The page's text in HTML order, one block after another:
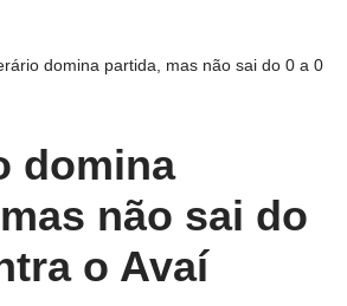
domina partida, mas não sai do 0 a 0
domina
não sai do
o Avaí